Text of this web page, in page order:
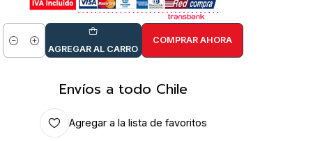
Cantidad AGREGAR AL CARRO
COMPRAR AHORA
Envíos a todo Chile
Agregar a la lista de favoritos